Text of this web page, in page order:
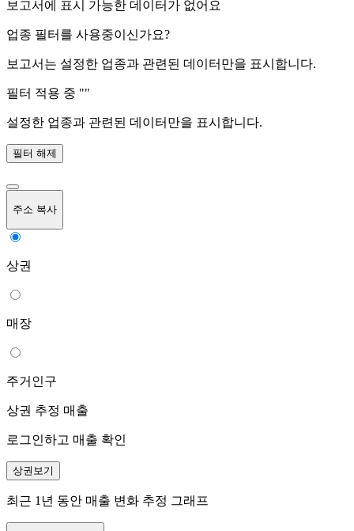
보고서에 표시 가능한 데이터가 없어요
업종 필터를 사용중이신가요?
보고서는 설정한 업종과 관련된 데이터만을 표시합니다.
필터 적용 중 ""
설정한 업종과 관련된 데이터만을 표시합니다.
필터 해제
주소 복사
상권
매장
주거인구
상권 추정 매출
로그인하고 매출 확인
상권보기
최근 1년 동안 매출 변화 추정 그래프